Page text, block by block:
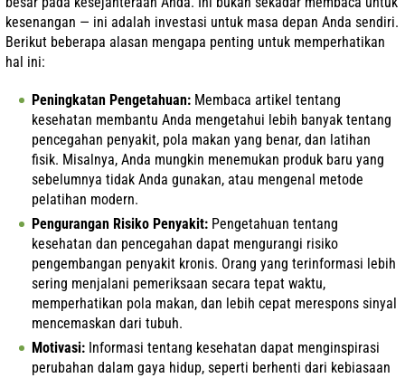
kesenangan — ini adalah investasi untuk masa depan Anda sendiri.
Berikut beberapa alasan mengapa penting untuk memperhatikan
hal ini:
Peningkatan Pengetahuan: Membaca artikel tentang
kesehatan membantu Anda mengetahui lebih banyak tentang
pencegahan penyakit, pola makan yang benar, dan latihan
fisik. Misalnya, Anda mungkin menemukan produk baru yang
sebelumnya tidak Anda gunakan, atau mengenal metode
pelatihan modern.
Pengurangan Risiko Penyakit: Pengetahuan tentang
kesehatan dan pencegahan dapat mengurangi risiko
pengembangan penyakit kronis. Orang yang terinformasi lebih
sering menjalani pemeriksaan secara tepat waktu,
memperhatikan pola makan, dan lebih cepat merespons sinyal
mencemaskan dari tubuh.
Motivasi: Informasi tentang kesehatan dapat menginspirasi
perubahan dalam gaya hidup, seperti berhenti dari kebiasaan